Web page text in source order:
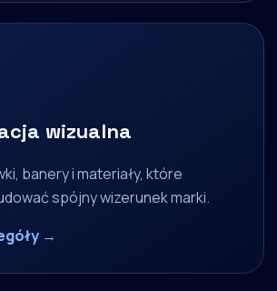
wizualna
banery i materiały, które
spójny wizerunek marki.
→